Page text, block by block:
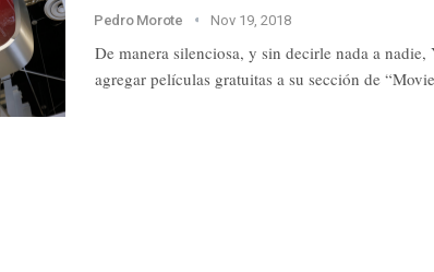
Pedro Morote Nov 19, 2018
De manera silenciosa, y sin decirle nada a nadie,
agregar películas gratuitas a su sección de